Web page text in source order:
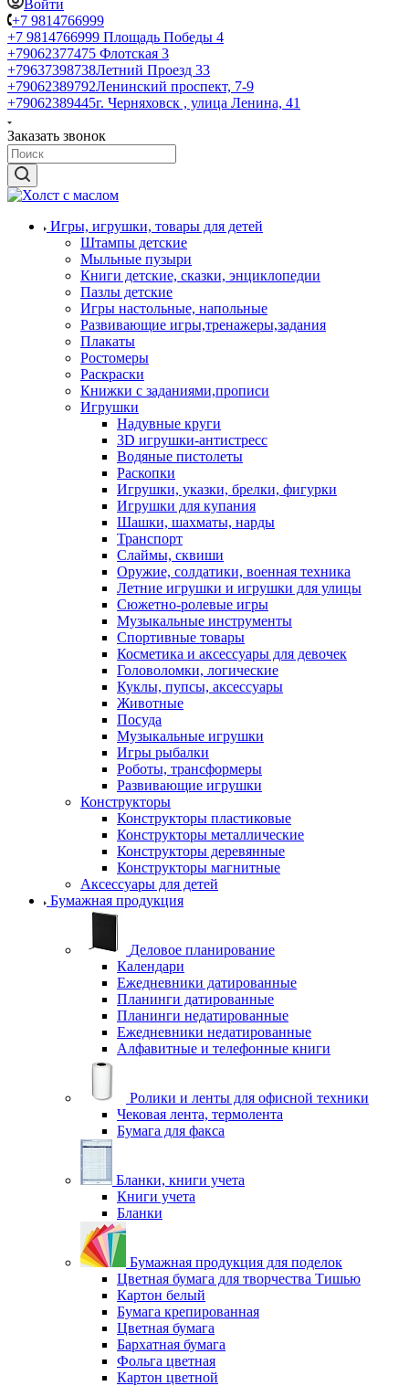
Войти
+7 9814766999
+7 9814766999 Площадь Победы 4
+79062377475 Флотская 3
+79637398738Летний Проезд 33
+79062389792Ленинский проспект, 7-9
+79062389445г. Черняховск , улица Ленина, 41
Заказать звонок
Игры, игрушки, товары для детей
Штампы детские
Мыльные пузыри
Книги детские, сказки, энциклопедии
Пазлы детские
Игры настольные, напольные
Развивающие игры,тренажеры,задания
Плакаты
Ростомеры
Раскраски
Книжки с заданиями,прописи
Игрушки
Надувные круги
3D игрушки-антистресс
Водяные пистолеты
Раскопки
Игрушки, указки, брелки, фигурки
Игрушки для купания
Шашки, шахматы, нарды
Транспорт
Слаймы, сквиши
Оружие, солдатики, военная техника
Летние игрушки и игрушки для улицы
Сюжетно-ролевые игры
Музыкальные инструменты
Спортивные товары
Косметика и аксессуары для девочек
Головоломки, логические
Куклы, пупсы, аксессуары
Животные
Посуда
Музыкальные игрушки
Игры рыбалки
Роботы, трансформеры
Развивающие игрушки
Конструкторы
Конструкторы пластиковые
Конструкторы металлические
Конструкторы деревянные
Конструкторы магнитные
Аксессуары для детей
Бумажная продукция
Деловое планирование
Календари
Ежедневники датированные
Планинги датированные
Планинги недатированные
Ежедневники недатированные
Алфавитные и телефонные книги
Ролики и ленты для офисной техники
Чековая лента, термолента
Бумага для факса
Бланки, книги учета
Книги учета
Бланки
Бумажная продукция для поделок
Цветная бумага для творчества Тишью
Картон белый
Бумага крепированная
Цветная бумага
Бархатная бумага
Фольга цветная
Картон цветной